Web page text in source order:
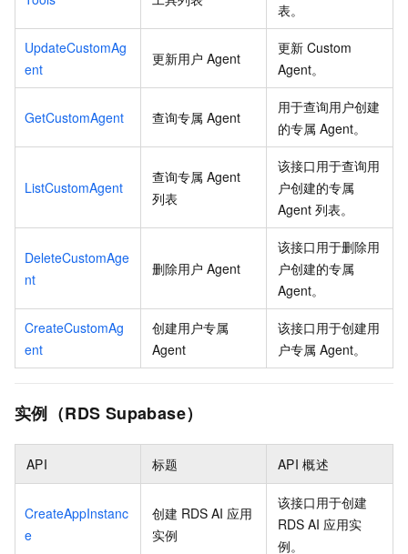
表。
UpdateCustomAg
ent
更新用户 Agent
更新 Custom
Agent。
GetCustomAgent 查询专属 Agent
用于查询用户创建
的专属 Agent。
ListCustomAgent
查询专属 Agent
列表
该接口用于查询用
户创建的专属
Agent 列表。
DeleteCustomAge
nt
删除用户 Agent
该接口用于删除用
户创建的专属
Agent。
CreateCustomAg
ent
创建用户专属
Agent
该接口用于创建用
户专属 Agent。
实例（RDS Supabase）
API 标题 API 概述
CreateAppInstanc
e
创建 RDS AI 应用
实例
该接口用于创建
RDS AI 应用实
例。